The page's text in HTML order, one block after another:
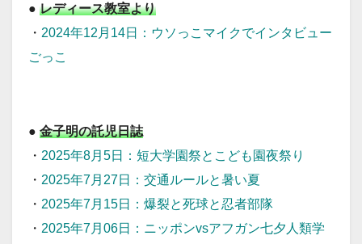
● レディース教室より
・ 2024年12月14日：ウソっこマイクでインタビュー
ごっこ
● 金子明の託児日誌
・ 2025年8月5日：短大学園祭とこども園夜祭り
・ 2025年7月27日：交通ルールと暑い夏
・ 2025年7月15日：爆裂と死球と忍者部隊
・ 2025年7月06日：ニッポンvsアフガン七夕人類学